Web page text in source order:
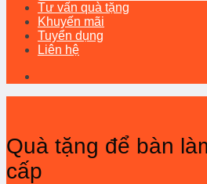
Tư vấn quà tặng
Khuyến mãi
Tuyển dụng
Liên hệ
Quà tặng để bàn
cấp